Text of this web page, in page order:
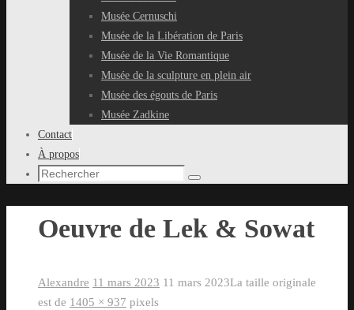
Musée Cernuschi
Musée de la Libération de Paris
Musée de la Vie Romantique
Musée de la sculpture en plein air
Musée des égouts de Paris
Musée Zadkine
Contact
À propos
Recherche
Rechercher
Oeuvre de Lek & Sowat
Alexandre 11 mars 2023 11 mars 2023La taille originale
est de 1405 × 937 pixels